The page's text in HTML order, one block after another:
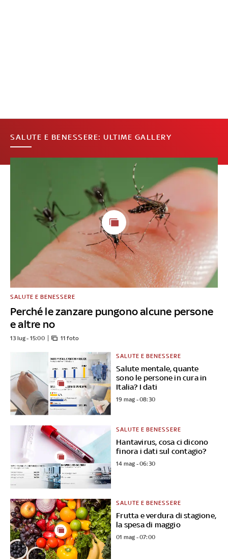
SALUTE E BENESSERE: ULTIME GALLERY
Perché le zanzare pungono alcune persone
e altre no
SALUTE E BENESSERE
13 lug - 15:00 11 foto
Salute mentale, quante
sono le persone in cura in
Italia? I dati
SALUTE E BENESSERE
19 mag - 08:30
Hantavirus, cosa ci dicono
finora i dati sul contagio?
SALUTE E BENESSERE
14 mag - 06:30
Frutta e verdura di stagione,
la spesa di maggio
SALUTE E BENESSERE
01 mag - 07:00